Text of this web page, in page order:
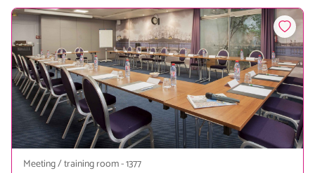
Meeting / training room-1377